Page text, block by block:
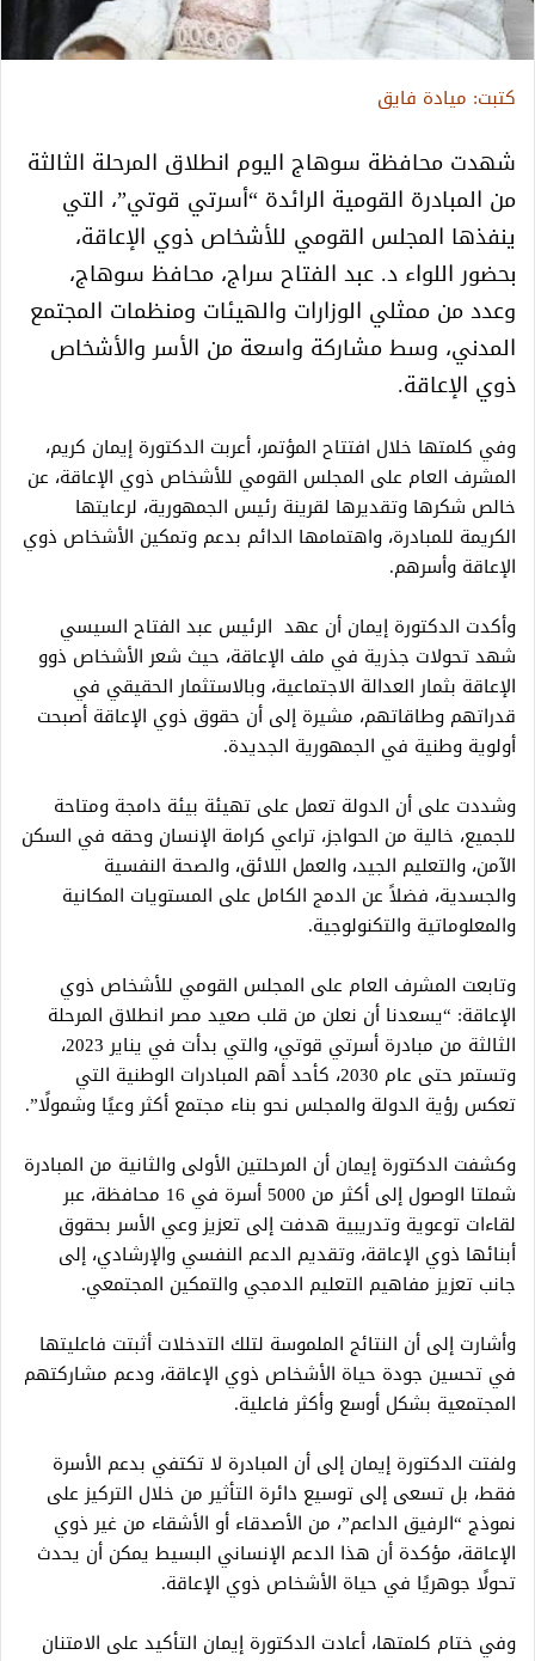
كتبت: ميادة فايق
شهدت محافظة سوهاج اليوم انطلاق المرحلة الثالثة
من المبادرة القومية الرائدة “أسرتي قوتي”، التي
ينفذها المجلس القومي للأشخاص ذوي الإعاقة،
بحضور اللواء د. عبد الفتاح سراج، محافظ سوهاج،
وعدد من ممثلي الوزارات والهيئات ومنظمات المجتمع
المدني، وسط مشاركة واسعة من الأسر والأشخاص
ذوي الإعاقة.
وفي كلمتها خلال افتتاح المؤتمر، أعربت الدكتورة إيمان كريم،
المشرف العام على المجلس القومي للأشخاص ذوي الإعاقة، عن
خالص شكرها وتقديرها لقرينة رئيس الجمهورية، لرعايتها
الكريمة للمبادرة، واهتمامها الدائم بدعم وتمكين الأشخاص ذوي
الإعاقة وأسرهم.
وأكدت الدكتورة إيمان أن عهد الرئيس عبد الفتاح السيسي
شهد تحولات جذرية في ملف الإعاقة، حيث شعر الأشخاص ذوو
الإعاقة بثمار العدالة الاجتماعية، وبالاستثمار الحقيقي في
قدراتهم وطاقاتهم، مشيرة إلى أن حقوق ذوي الإعاقة أصبحت
أولوية وطنية في الجمهورية الجديدة.
وشددت على أن الدولة تعمل على تهيئة بيئة دامجة ومتاحة
للجميع، خالية من الحواجز، تراعي كرامة الإنسان وحقه في السكن
الآمن، والتعليم الجيد، والعمل اللائق، والصحة النفسية
والجسدية، فضلاً عن الدمج الكامل على المستويات المكانية
والمعلوماتية والتكنولوجية.
وتابعت المشرف العام على المجلس القومي للأشخاص ذوي
الإعاقة: “يسعدنا أن نعلن من قلب صعيد مصر انطلاق المرحلة
الثالثة من مبادرة أسرتي قوتي، والتي بدأت في يناير 2023،
وتستمر حتى عام 2030، كأحد أهم المبادرات الوطنية التي
تعكس رؤية الدولة والمجلس نحو بناء مجتمع أكثر وعيًا وشمولًا”.
وكشفت الدكتورة إيمان أن المرحلتين الأولى والثانية من المبادرة
شملتا الوصول إلى أكثر من 5000 أسرة في 16 محافظة، عبر
لقاءات توعوية وتدريبية هدفت إلى تعزيز وعي الأسر بحقوق
أبنائها ذوي الإعاقة، وتقديم الدعم النفسي والإرشادي، إلى
جانب تعزيز مفاهيم التعليم الدمجي والتمكين المجتمعي.
وأشارت إلى أن النتائج الملموسة لتلك التدخلات أثبتت فاعليتها
في تحسين جودة حياة الأشخاص ذوي الإعاقة، ودعم مشاركتهم
المجتمعية بشكل أوسع وأكثر فاعلية.
ولفتت الدكتورة إيمان إلى أن المبادرة لا تكتفي بدعم الأسرة
فقط، بل تسعى إلى توسيع دائرة التأثير من خلال التركيز على
نموذج “الرفيق الداعم”، من الأصدقاء أو الأشقاء من غير ذوي
الإعاقة، مؤكدة أن هذا الدعم الإنساني البسيط يمكن أن يحدث
تحولًا جوهريًا في حياة الأشخاص ذوي الإعاقة.
وفي ختام كلمتها، أعادت الدكتورة إيمان التأكيد على الامتنان